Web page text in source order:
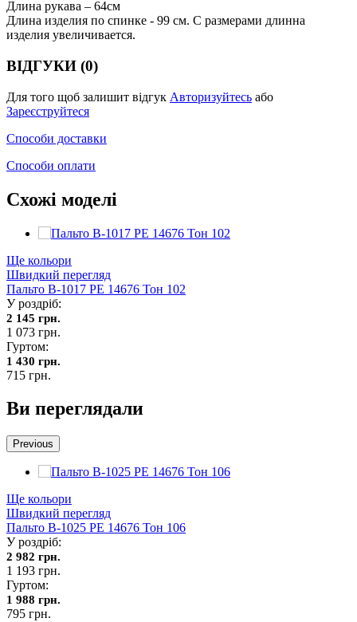
Длина рукава – 64см
Длина изделия по спинке - 99 см. С размерами длинна
изделия увеличивается.
ВІДГУКИ (0)
Для того щоб залишит відгук Авторизуйтесь або
Зареєструйтеся
Способи доставки
Способи оплати
Схожі моделі
Ще кольори
Швидкий перегляд
Пальто В-1017 PE 14676 Тон 102
У роздріб:
2 145 грн.
1 073 грн.
Гуртом:
1 430 грн.
715 грн.
Ви переглядали
Previous
Ще кольори
Швидкий перегляд
Пальто В-1025 PE 14676 Тон 106
У роздріб:
2 982 грн.
1 193 грн.
Гуртом:
1 988 грн.
795 грн.